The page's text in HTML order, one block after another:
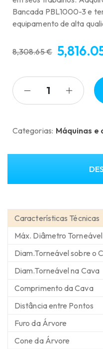
Bancada PBL1000-3 e
equipamento de alta
8,308.65€
preço
original
era:
preço
atual
é:
Categorias: Máquinas e
Características Técnicas
Máx. Diâmetro Torneável
Diam.Torneável sobre o
Diam.Torneável na Cava
Comprimento da Cava
Distância entre Pontos
Furo da Árvore
Cone da Árvore